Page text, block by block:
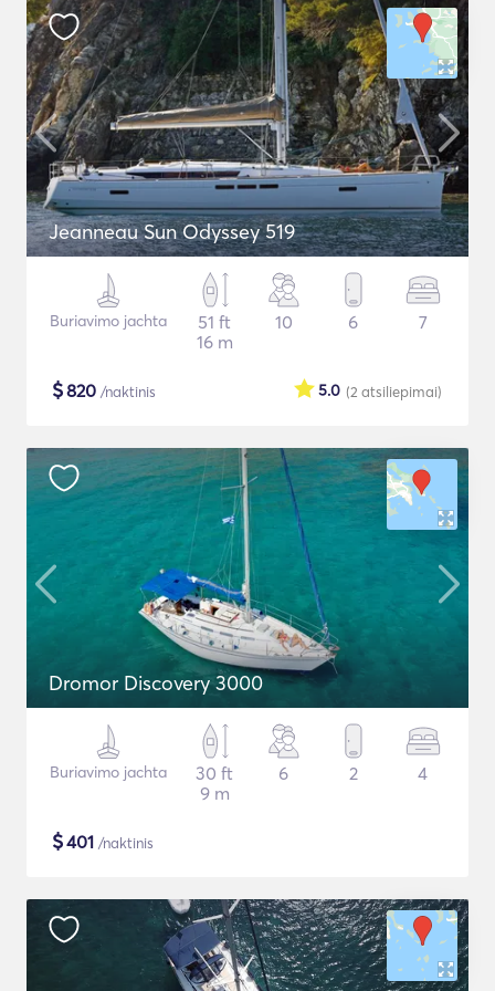
Jeanneau Sun Odyssey 519
Buriavimo jachta
51 ft
16 m
10 6 7
$820 /naktinis (2 atsiliepimai)
5.0
Dromor Discovery 3000
Buriavimo jachta
30 ft
9 m
6 2 4
$401 /naktinis